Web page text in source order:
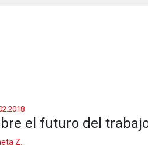
el futuro del
Z.